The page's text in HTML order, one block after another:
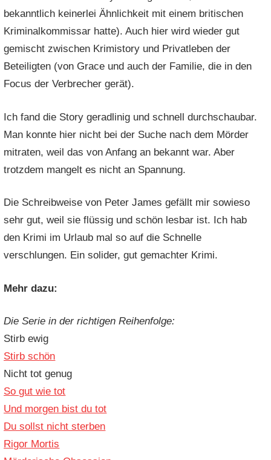
bekanntlich keinerlei Ähnlichkeit mit einem britischen
Kriminalkommissar hatte). Auch hier wird wieder gut
gemischt zwischen Krimistory und Privatleben der
Beteiligten (von Grace und auch der Familie, die in den
Focus der Verbrecher gerät).
Ich fand die Story geradlinig und schnell durchschaubar.
Man konnte hier nicht bei der Suche nach dem Mörder
mitraten, weil das von Anfang an bekannt war. Aber
trotzdem mangelt es nicht an Spannung.
Die Schreibweise von Peter James gefällt mir sowieso
sehr gut, weil sie flüssig und schön lesbar ist. Ich hab
den Krimi im Urlaub mal so auf die Schnelle
verschlungen. Ein solider, gut gemachter Krimi.
Mehr dazu:
Die Serie in der richtigen Reihenfolge:
Stirb ewig
Stirb schön
Nicht tot genug
So gut wie tot
Und morgen bist du tot
Du sollst nicht sterben
Rigor Mortis